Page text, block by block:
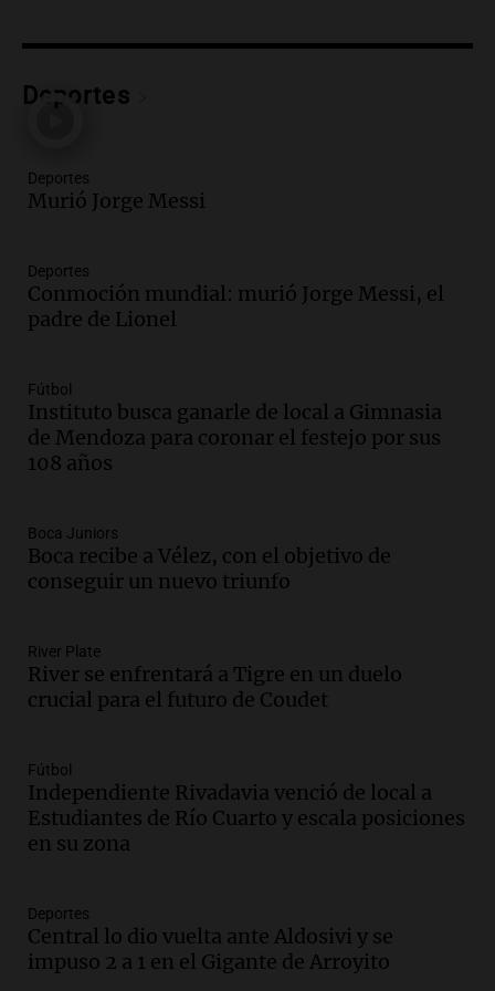
del desayuno ideal: qué alimentos
Audio.Mateo, a los 25 años, lucha
para poder seguir viviend
Una mañana para todos
Episodios
Audio.
Una mañana para todos
Episodios
Audio. Altas Cumbres: rescataron a una
un precipicio
Una mañana para todos
Episodios
con Jujuy
Panorama Federal
Episodios
proteínas
Una mañana para todos
Episodios
Deportes
Deportes
Murió Jorge Messi
Deportes
Conmoción mundial: murió Jorge Messi, el
padre de Lionel
Fútbol
Instituto busca ganarle de local a Gimnasia
de Mendoza para coronar el festejo por sus
108 años
Boca Juniors
Boca recibe a Vélez, con el objetivo de
conseguir un nuevo triunfo
River Plate
River se enfrentará a Tigre en un duelo
crucial para el futuro de Coudet
Fútbol
Independiente Rivadavia venció de local a
Estudiantes de Río Cuarto y escala posiciones
en su zona
Deportes
Central lo dio vuelta ante Aldosivi y se
impuso 2 a 1 en el Gigante de Arroyito